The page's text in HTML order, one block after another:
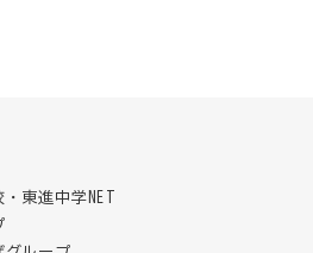
東進中学NET